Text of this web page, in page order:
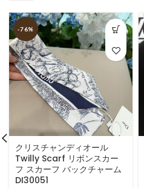
-76%
クリスチャンディオール
Twilly Scarf リボンスカー
フ スカーフ バックチャーム
DI30051